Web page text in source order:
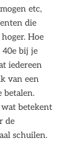
etc,
die
Hoe
40e bij je
iedereen
van een
betalen.
betekent
de
schuilen.